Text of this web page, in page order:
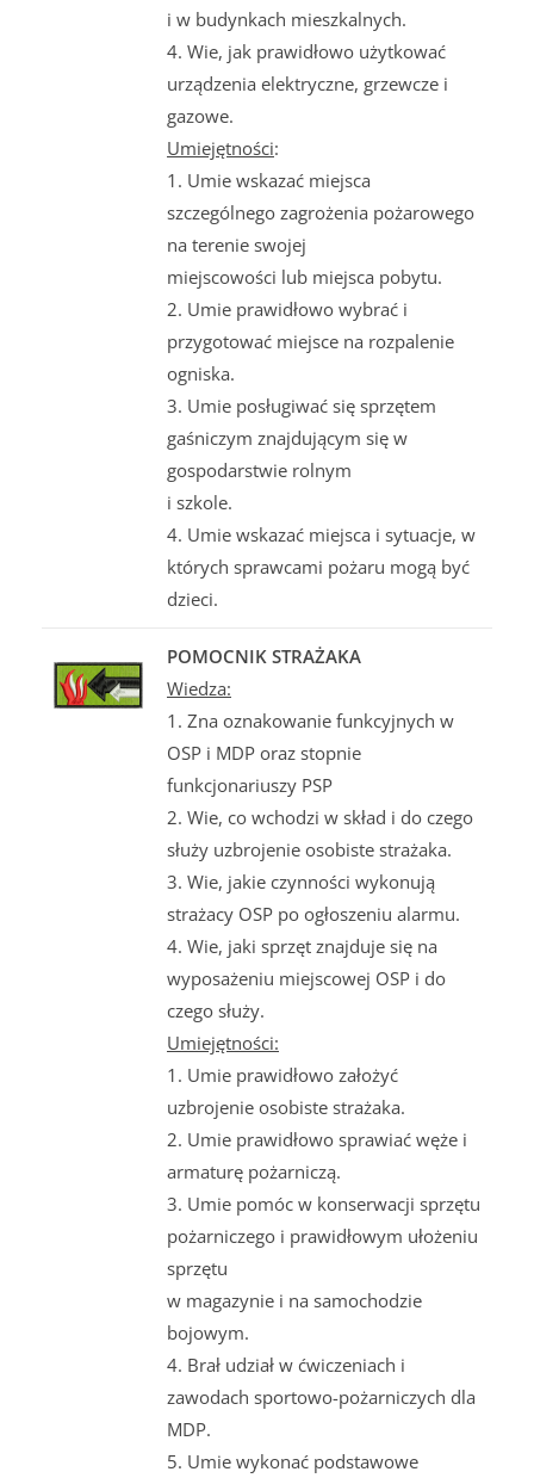
i w budynkach mieszkalnych.
4. Wie, jak prawidłowo użytkować
urządzenia elektryczne, grzewcze i
gazowe.
Umiejętności:
1. Umie wskazać miejsca
szczególnego zagrożenia pożarowego
na terenie swojej
miejscowości lub miejsca pobytu.
2. Umie prawidłowo wybrać i
przygotować miejsce na rozpalenie
ogniska.
3. Umie posługiwać się sprzętem
gaśniczym znajdującym się w
gospodarstwie rolnym
i szkole.
4. Umie wskazać miejsca i sytuacje, w
których sprawcami pożaru mogą być
dzieci.
POMOCNIK STRAŻAKA
Wiedza:
1. Zna oznakowanie funkcyjnych w
OSP i MDP oraz stopnie
funkcjonariuszy PSP
2. Wie, co wchodzi w skład i do czego
służy uzbrojenie osobiste strażaka.
3. Wie, jakie czynności wykonują
strażacy OSP po ogłoszeniu alarmu.
4. Wie, jaki sprzęt znajduje się na
wyposażeniu miejscowej OSP i do
czego służy.
Umiejętności:
1. Umie prawidłowo założyć
uzbrojenie osobiste strażaka.
2. Umie prawidłowo sprawiać węże i
armaturę pożarniczą.
3. Umie pomóc w konserwacji sprzętu
pożarniczego i prawidłowym ułożeniu
sprzętu
w magazynie i na samochodzie
bojowym.
4. Brał udział w ćwiczeniach i
zawodach sportowo-pożarniczych dla
MDP.
5. Umie wykonać podstawowe